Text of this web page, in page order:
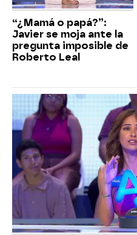
“¿Mamá o papá?”:
Javier se moja ante la
pregunta imposible de
Roberto Leal